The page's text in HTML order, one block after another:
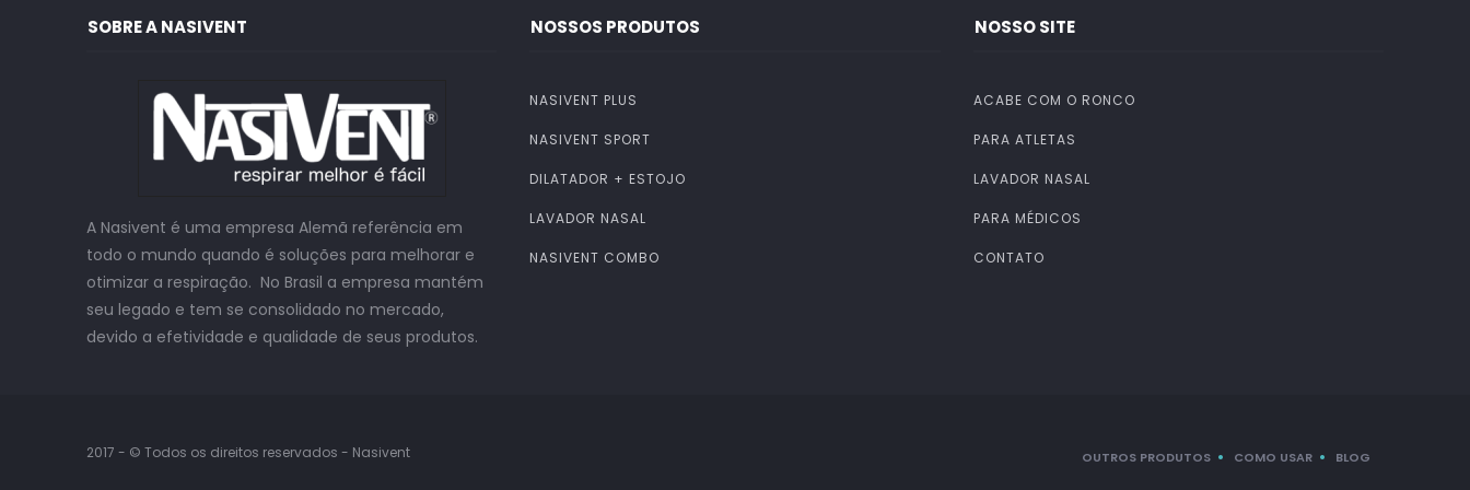
SOBRE A NASIVENT
A Nasivent é uma empresa Alemã referência em
todo o mundo quando é soluções para melhorar e
otimizar a respiração. No Brasil a empresa mantém
seu legado e tem se consolidado no mercado,
devido a efetividade e qualidade de seus produtos.
NOSSOS PRODUTOS
NASIVENT PLUS
NASIVENT SPORT
DILATADOR + ESTOJO
LAVADOR NASAL
NASIVENT COMBO
NOSSO SITE
ACABE COM O RONCO
PARA ATLETAS
LAVADOR NASAL
PARA MÉDICOS
CONTATO
2017 - © Todos os direitos reservados - Nasivent OUTROS PRODUTOS COMO USAR BLOG